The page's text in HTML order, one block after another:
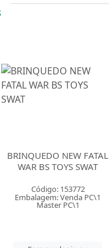
BRINQUEDO NEW FATAL
WAR BS TOYS SWAT
Código: 153772
Embalagem: Venda PC\1
Master PC\1